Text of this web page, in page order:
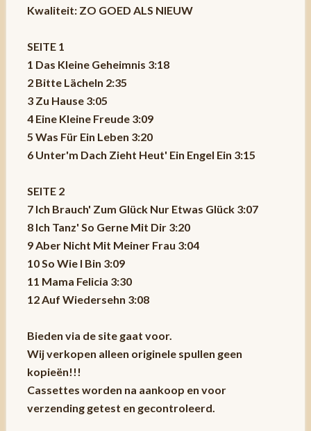
Kwaliteit: ZO GOED ALS NIEUW
SEITE 1
1 Das Kleine Geheimnis 3:18
2 Bitte Lächeln 2:35
3 Zu Hause 3:05
4 Eine Kleine Freude 3:09
5 Was Für Ein Leben 3:20
6 Unter'm Dach Zieht Heut' Ein Engel Ein 3:15
SEITE 2
7 Ich Brauch' Zum Glück Nur Etwas Glück 3:07
8 Ich Tanz' So Gerne Mit Dir 3:20
9 Aber Nicht Mit Meiner Frau 3:04
10 So Wie I Bin 3:09
11 Mama Felicia 3:30
12 Auf Wiedersehn 3:08
Bieden via de site gaat voor.
Wij verkopen alleen originele spullen geen
kopieën!!!
Cassettes worden na aankoop en voor
verzending getest en gecontroleerd.